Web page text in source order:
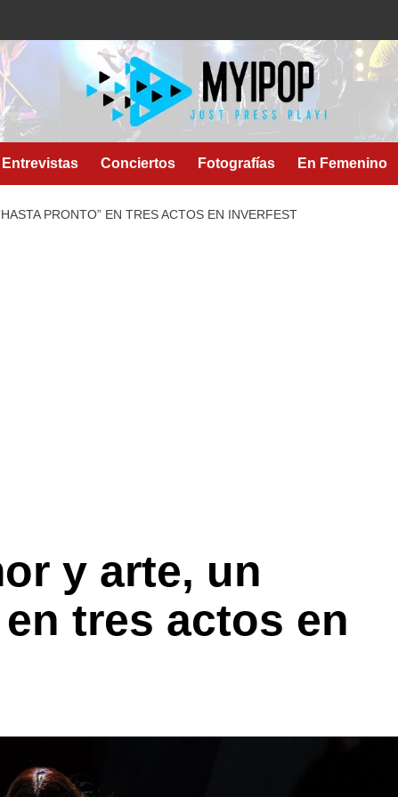
Entrevistas Conciertos Fotografías En Femenino
PRONTO” EN TRES ACTOS EN INVERFEST
y arte, un
tres actos en